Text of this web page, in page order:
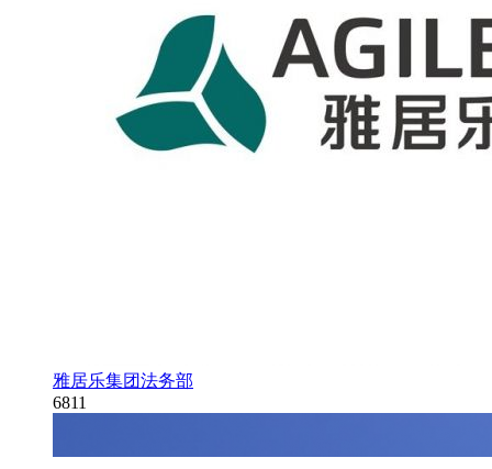
雅居乐集团法务部
6811